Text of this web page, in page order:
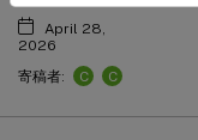
April 28,
2026
寄稿者:
C C